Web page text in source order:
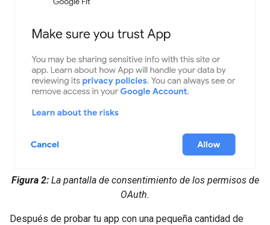
Figura 2:La pantalla de consentimiento de los permisos de
OAuth.
Después de probar tu app con una pequeña cantidad de